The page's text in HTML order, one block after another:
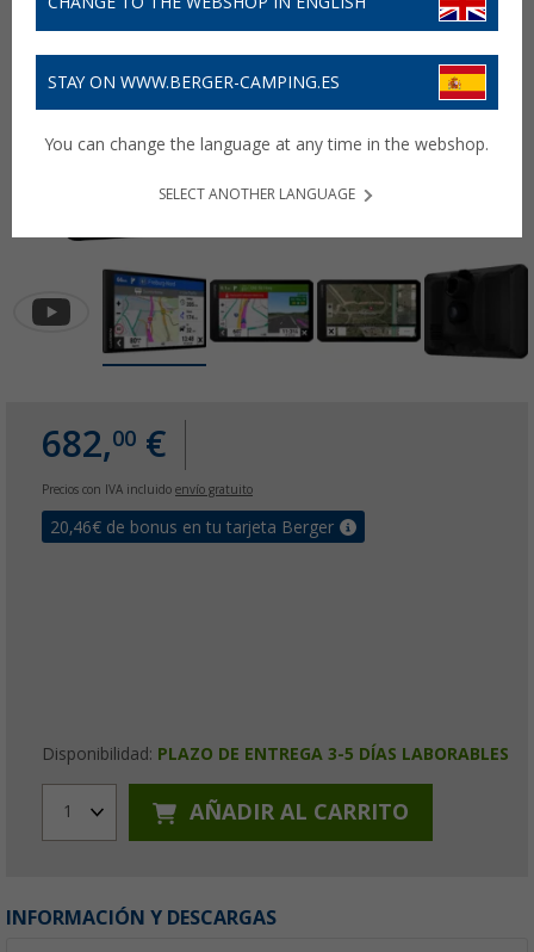
682,00 €
Precios con IVA incluido envío gratuito
20,46€ de bonus en tu tarjeta Berger
Disponibilidad: PLAZO DE ENTREGA 3-5 DÍAS LABORABLES
1 AÑADIR AL CARRITO
INFORMACIÓN Y DESCARGAS
STAY ON WWW.BERGER-CAMPING.ES
You can change the language at any time in the webshop.
SELECT ANOTHER LANGUAGE